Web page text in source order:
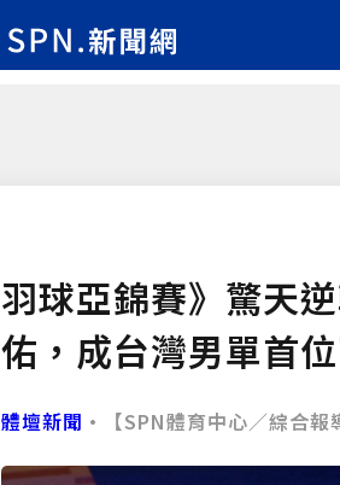
羽球亞錦賽》驚天
佑，成台灣男單首
體壇新聞 •【SPN體育中心／綜合報